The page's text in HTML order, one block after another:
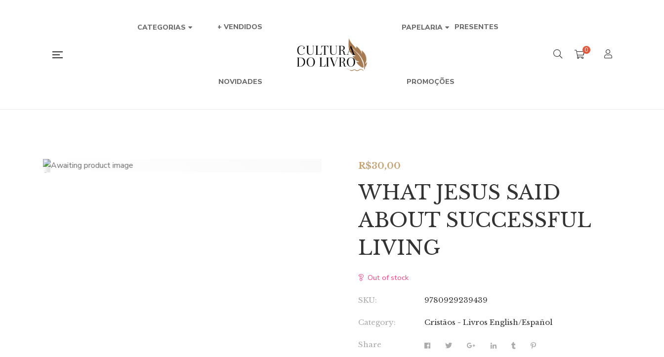
CATEGORIAS + VENDIDOS
NOVIDADES
PAPELARIA PRESENTES
PROMOÇÕES
0
R$30,00
WHAT JESUS SAID
ABOUT SUCCESSFUL
LIVING
Out of stock
SKU: 9780929239439
Category: Cristãos - Livros English/Español
Share